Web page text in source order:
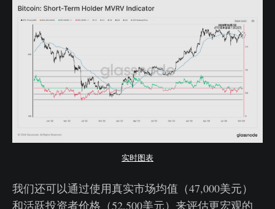
实时图表
我们还可以通过使用真实市场均值（47,000美元）
和活跃投资者价格（52,500美元）来评估更宏观的